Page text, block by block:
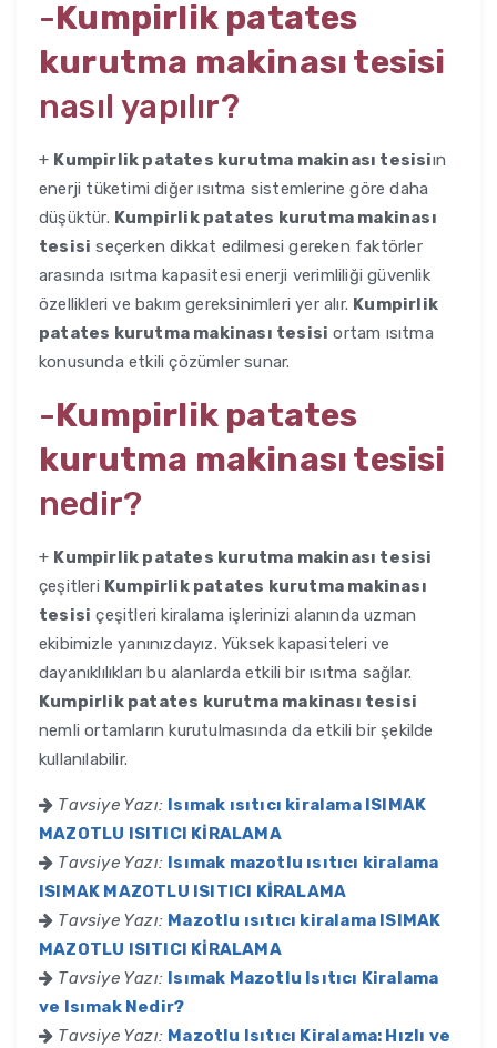
-Kumpirlik patates
kurutma makinası tesisi
nasıl yapılır?
+ Kumpirlik patates kurutma makinası tesisiın
enerji tüketimi diğer ısıtma sistemlerine göre daha
düşüktür. Kumpirlik patates kurutma makinası
tesisi seçerken dikkat edilmesi gereken faktörler
arasında ısıtma kapasitesi enerji verimliliği güvenlik
özellikleri ve bakım gereksinimleri yer alır. Kumpirlik
patates kurutma makinası tesisi ortam ısıtma
konusunda etkili çözümler sunar.
-Kumpirlik patates
kurutma makinası tesisi
nedir?
+ Kumpirlik patates kurutma makinası tesisi
çeşitleri Kumpirlik patates kurutma makinası
tesisi çeşitleri kiralama işlerinizi alanında uzman
ekibimizle yanınızdayız. Yüksek kapasiteleri ve
dayanıklılıkları bu alanlarda etkili bir ısıtma sağlar.
Kumpirlik patates kurutma makinası tesisi
nemli ortamların kurutulmasında da etkili bir şekilde
kullanılabilir.
Tavsiye Yazı: Isımak ısıtıcı kiralama ISIMAK
MAZOTLU ISITICI KİRALAMA
Tavsiye Yazı: Isımak mazotlu ısıtıcı kiralama
ISIMAK MAZOTLU ISITICI KİRALAMA
Tavsiye Yazı: Mazotlu ısıtıcı kiralama ISIMAK
MAZOTLU ISITICI KİRALAMA
Tavsiye Yazı: Isımak Mazotlu Isıtıcı Kiralama
ve Isımak Nedir?
Tavsiye Yazı: Mazotlu Isıtıcı Kiralama: Hızlı ve